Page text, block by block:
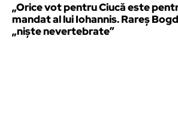
„Orice vot pentru Ciucă este
mandat al lui Iohannis. Rareș
„niște nevertebrate”